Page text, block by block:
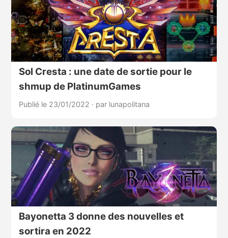
Sol Cresta : une date de sortie pour le
shmup de PlatinumGames
Publié le 23/01/2022 · par lunapolitana
Bayonetta 3 donne des nouvelles et
sortira en 2022